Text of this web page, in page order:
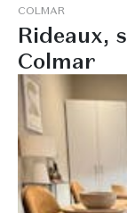
COLMAR
Rideaux, s
Colmar